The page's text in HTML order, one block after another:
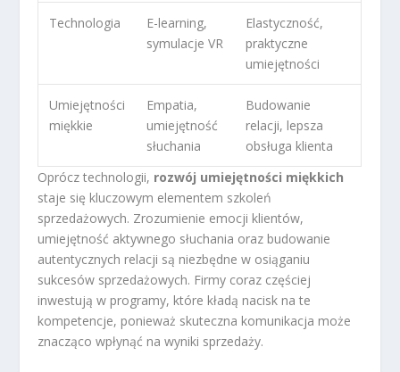
Technologia
E-learning,
symulacje VR
Elastyczność,
praktyczne
umiejętności
Umiejętności
miękkie
Empatia,
umiejętność
słuchania
Budowanie
relacji, lepsza
obsługa klienta
Oprócz technologii, rozwój umiejętności miękkich
staje się kluczowym elementem szkoleń
sprzedażowych. Zrozumienie emocji klientów,
umiejętność aktywnego słuchania oraz budowanie
autentycznych relacji są niezbędne w osiąganiu
sukcesów sprzedażowych. Firmy coraz częściej
inwestują w programy, które kładą nacisk na te
kompetencje, ponieważ skuteczna komunikacja może
znacząco wpłynąć na wyniki sprzedaży.